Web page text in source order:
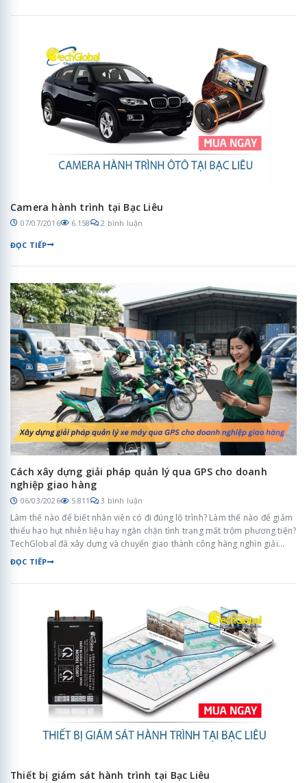
Camera hành trình tại Bạc Liêu
07/07/2016 6.158 2 bình luận
ĐỌC TIẾP
Cách xây dựng giải pháp quản lý qua GPS cho doanh
nghiệp giao hàng
06/03/2026 5.811 3 bình luận
Làm thế nào để biết nhân viên có đi đúng lộ trình? Làm thế nào để giảm
thiểu hao hụt nhiên liệu hay ngăn chặn tình trạng mất trộm phương tiện?
TechGlobal đã xây dựng và chuyển giao thành công hàng nghìn giải
pháp quản lý phương tiện thông minh, giúp doanh nghiệp cắt giảm tới
30% chi phí quản lý và tăng hiệu suất giao nhận lên gấp đôi.
ĐỌC TIẾP
Thiết bị giám sát hành trình tại Bạc Liêu